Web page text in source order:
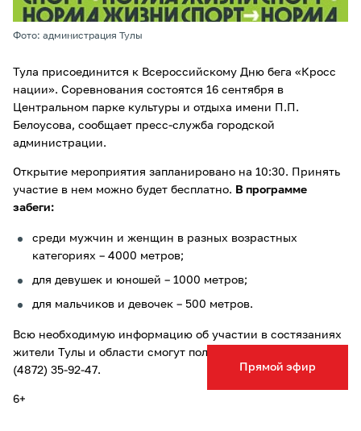
Прямой эфир
Фото: администрация Тулы
Тула присоединится к Всероссийскому Дню бега «Кросс
нации». Соревнования состоятся 16 сентября в
Центральном парке культуры и отдыха имени П.П.
Белоусова, сообщает пресс-служба городской
администрации.
Открытие мероприятия запланировано на 10:30. Принять
участие в нем можно будет бесплатно. В программе
забеги:
среди мужчин и женщин в разных возрастных
категориях – 4000 метров;
для девушек и юношей – 1000 метров;
для мальчиков и девочек – 500 метров.
Всю необходимую информацию об участии в состязаниях
жители Тулы и области смогут получить по телефону: +7
(4872) 35-92-47.
6+